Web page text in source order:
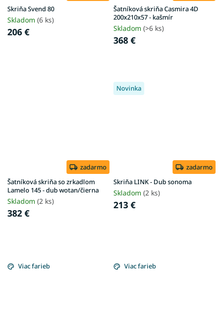
Skriňa Svend 80
Skladom (6 ks)
206 €
Šatníková skriňa Casmira 4D
200x210x57 - kašmír
Skladom (>6 ks)
368 €
zadarmo
Šatníková skriňa so zrkadlom
Lamelo 145 - dub wotan/čierna
Skladom (2 ks)
382 €
Novinka
zadarmo
Skriňa LINK - Dub sonoma
Skladom (2 ks)
213 €
Viac farieb Viac farieb